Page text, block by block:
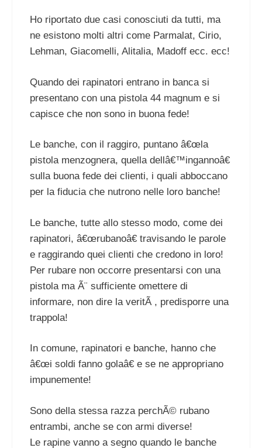
Ho riportato due casi conosciuti da tutti, ma
ne esistono molti altri come Parmalat, Cirio,
Lehman, Giacomelli, Alitalia, Madoff ecc. ecc!
Quando dei rapinatori entrano in banca si
presentano con una pistola 44 magnum e si
capisce che non sono in buona fede!
Le banche, con il raggiro, puntano â€œla
pistola menzognera, quella dellâ€™ingannoâ€
sulla buona fede dei clienti, i quali abboccano
per la fiducia che nutrono nelle loro banche!
Le banche, tutte allo stesso modo, come dei
rapinatori, â€œrubanoâ€ travisando le parole
e raggirando quei clienti che credono in loro!
Per rubare non occorre presentarsi con una
pistola ma Ã¨ sufficiente omettere di
informare, non dire la veritÃ , predisporre una
trappola!
In comune, rapinatori e banche, hanno che
â€œi soldi fanno golaâ€ e se ne appropriano
impunemente!
Sono della stessa razza perchÃ© rubano
entrambi, anche se con armi diverse!
Le rapine vanno a segno quando le banche